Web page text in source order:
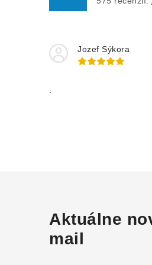
Jozef Sýkora
Aktuálne
mail